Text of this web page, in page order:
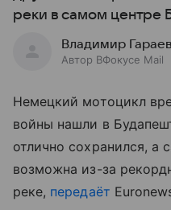
реки в самом центре
Владимир Гараев
Автор ВФокусе Mail
Немецкий мотоцикл
войны нашли в
отлично сохранился, а
возможна из-за
реке, передаёт